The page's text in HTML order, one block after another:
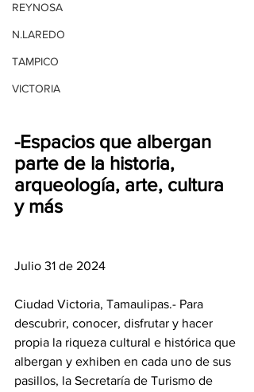
REYNOSA
N.LAREDO
TAMPICO
VICTORIA
-Espacios que albergan
parte de la historia,
arqueología, arte, cultura
y más
Julio 31 de 2024
Ciudad Victoria, Tamaulipas.- Para
descubrir, conocer, disfrutar y hacer
propia la riqueza cultural e histórica que
albergan y exhiben en cada uno de sus
pasillos, la Secretaría de Turismo de